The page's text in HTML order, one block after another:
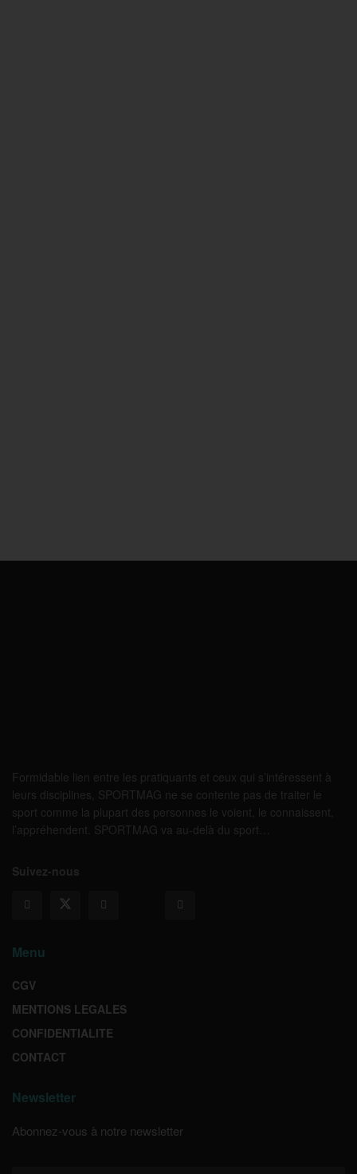
Formidable lien entre les pratiquants et ceux qui s’intéressent à
leurs disciplines, SPORTMAG ne se contente pas de traiter le
sport comme la plupart des personnes le voient, le connaissent,
l’appréhendent. SPORTMAG va au-delà du sport…
Suivez-nous
Menu
CGV
MENTIONS LEGALES
CONFIDENTIALITE
CONTACT
Newsletter
Abonnez-vous à notre newsletter